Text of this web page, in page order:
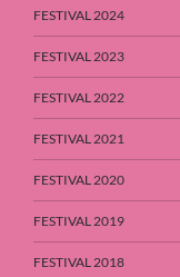
FESTIVAL 2024
FESTIVAL 2023
FESTIVAL 2022
FESTIVAL 2021
FESTIVAL 2020
FESTIVAL 2019
FESTIVAL 2018